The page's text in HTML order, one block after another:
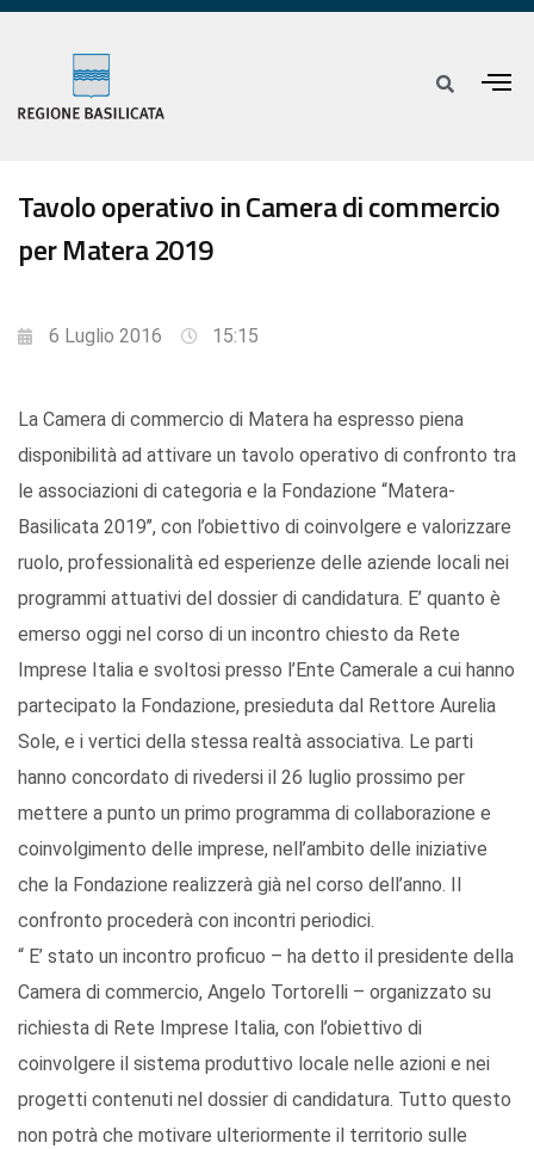
Tavolo operativo in Camera di commercio
per Matera 2019
6 Luglio 2016 15:15
La Camera di commercio di Matera ha espresso piena
disponibilità ad attivare un tavolo operativo di confronto tra
le associazioni di categoria e la Fondazione “Matera-
Basilicata 2019’’, con l’obiettivo di coinvolgere e valorizzare
ruolo, professionalità ed esperienze delle aziende locali nei
programmi attuativi del dossier di candidatura. E’ quanto è
emerso oggi nel corso di un incontro chiesto da Rete
Imprese Italia e svoltosi presso l’Ente Camerale a cui hanno
partecipato la Fondazione, presieduta dal Rettore Aurelia
Sole, e i vertici della stessa realtà associativa. Le parti
hanno concordato di rivedersi il 26 luglio prossimo per
mettere a punto un primo programma di collaborazione e
coinvolgimento delle imprese, nell’ambito delle iniziative
che la Fondazione realizzerà già nel corso dell’anno. Il
confronto procederà con incontri periodici.
“ E’ stato un incontro proficuo – ha detto il presidente della
Camera di commercio, Angelo Tortorelli – organizzato su
richiesta di Rete Imprese Italia, con l’obiettivo di
coinvolgere il sistema produttivo locale nelle azioni e nei
progetti contenuti nel dossier di candidatura. Tutto questo
non potrà che motivare ulteriormente il territorio sulle